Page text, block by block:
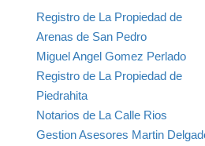
Registro de La Propiedad de
Arenas de San Pedro
Miguel Angel Gomez Perlado
Registro de La Propiedad de
Piedrahita
Notarios de La Calle Rios
Gestion Asesores Martin